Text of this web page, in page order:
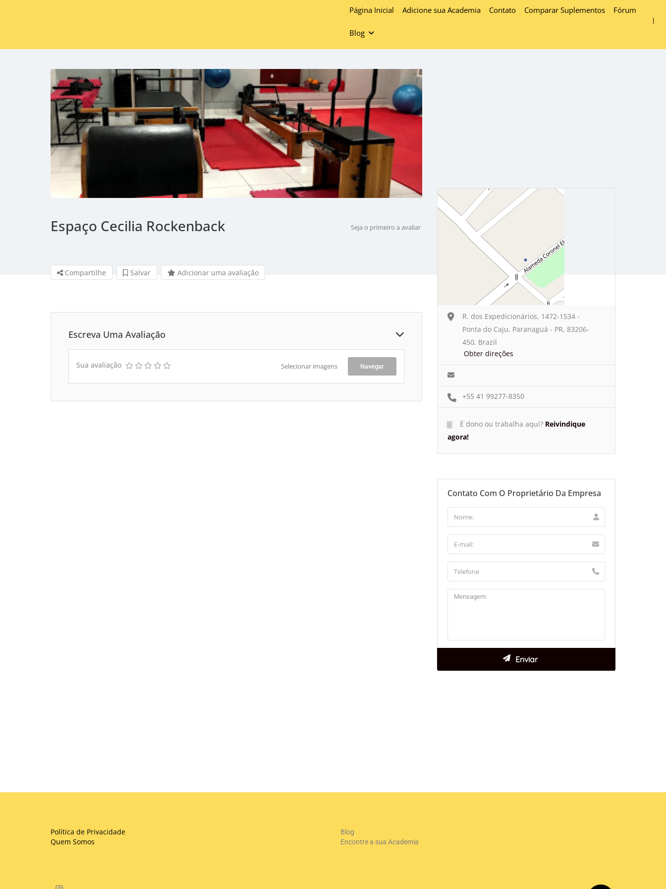
Página Inicial Adicione sua Academia Contato Comparar Suplementos Fórum
Blog
Espaço Cecilia Rockenback Seja o primeiro a avaliar
Compartilhe Salvar Adicionar uma avaliação
Escreva Uma Avaliação
Sua avaliação Selecionar imagens Navegar
R. dos Expedicionários, 1472-1534 -
Ponta do Caju, Paranaguá - PR, 83206-
450, Brazil
Obter direções
+55 41 99277-8350
É dono ou trabalha aqui? Reivindique
agora!
Contato Com O Proprietário Da Empresa
Política de Privacidade
Quem Somos
Blog
Encontre a sua Academia